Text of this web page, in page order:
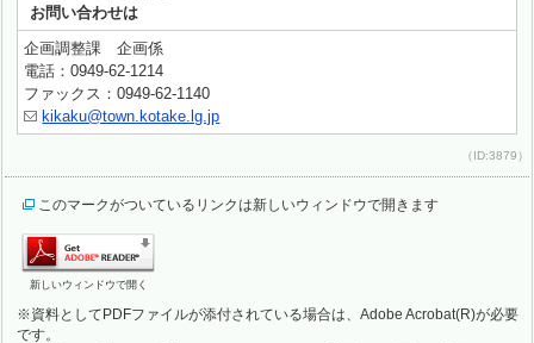
お問い合わせは
企画調整課 企画係
電話：0949-62-1214
ファックス：0949-62-1140
kikaku@town.kotake.lg.jp
（ID:3879）
このマークがついているリンクは新しいウィンドウで開きます
新しいウィンドウで開く
※資料としてPDFファイルが添付されている場合は、Adobe Acrobat(R)が必要
です。